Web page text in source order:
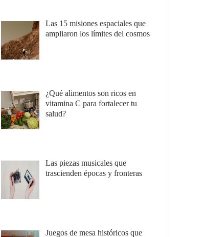
Las 15 misiones espaciales que
ampliaron los límites del cosmos
¿Qué alimentos son ricos en
vitamina C para fortalecer tu
salud?
Las piezas musicales que
trascienden épocas y fronteras
Juegos de mesa históricos que